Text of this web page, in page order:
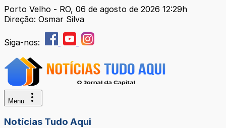
Porto Velho - RO, 06 de agosto de 2026 12:29h
Direção: Osmar Silva
Siga-nos:
Menu
Notícias Tudo Aqui